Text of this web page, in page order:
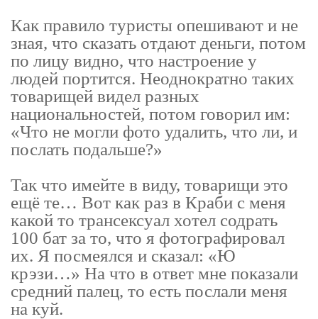
Как правило туристы опешивают и не
зная, что сказать отдают деньги, потом
по лицу видно, что настроение у
людей портится. Неоднократно таких
товарищей видел разных
национальностей, потом говорил им:
«Что не могли фото удалить, что ли, и
послать подальше?»
Так что имейте в виду, товарищи это
ещё те… Вот как раз в Краби с меня
какой то трансексуал хотел содрать
100 бат за то, что я фотографировал
их. Я посмеялся и сказал: «Ю
крэзи…» На что в ответ мне показали
средний палец, то есть послали меня
на куй.